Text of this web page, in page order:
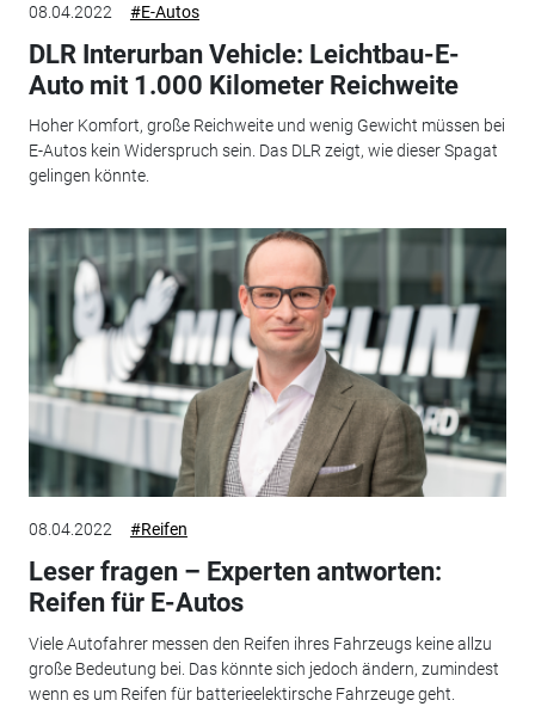
08.04.2022 #E-Autos
DLR Interurban Vehicle: Leichtbau-E-
Auto mit 1.000 Kilometer Reichweite
Hoher Komfort, große Reichweite und wenig Gewicht müssen bei
E-Autos kein Widerspruch sein. Das DLR zeigt, wie dieser Spagat
gelingen könnte.
08.04.2022 #Reifen
Leser fragen – Experten antworten:
Reifen für E-Autos
Viele Autofahrer messen den Reifen ihres Fahrzeugs keine allzu
große Bedeutung bei. Das könnte sich jedoch ändern, zumindest
wenn es um Reifen für batterieelektirsche Fahrzeuge geht.